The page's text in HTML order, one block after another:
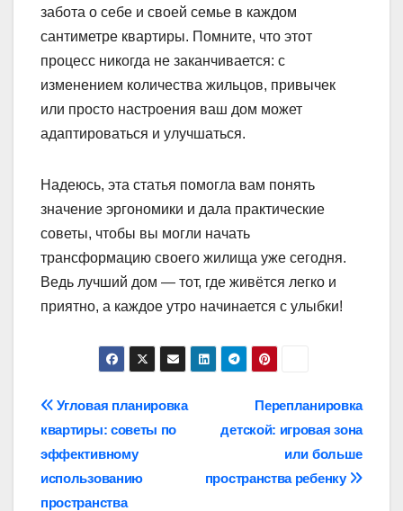
забота о себе и своей семье в каждом
сантиметре квартиры. Помните, что этот
процесс никогда не заканчивается: с
изменением количества жильцов, привычек
или просто настроения ваш дом может
адаптироваться и улучшаться.
Надеюсь, эта статья помогла вам понять
значение эргономики и дала практические
советы, чтобы вы могли начать
трансформацию своего жилища уже сегодня.
Ведь лучший дом — тот, где живётся легко и
приятно, а каждое утро начинается с улыбки!
Навигация
по
записям
Перепланировка
детской: игровая зона
или больше
пространства ребенку
Угловая планировка
квартиры: советы по
эффективному
использованию
пространства